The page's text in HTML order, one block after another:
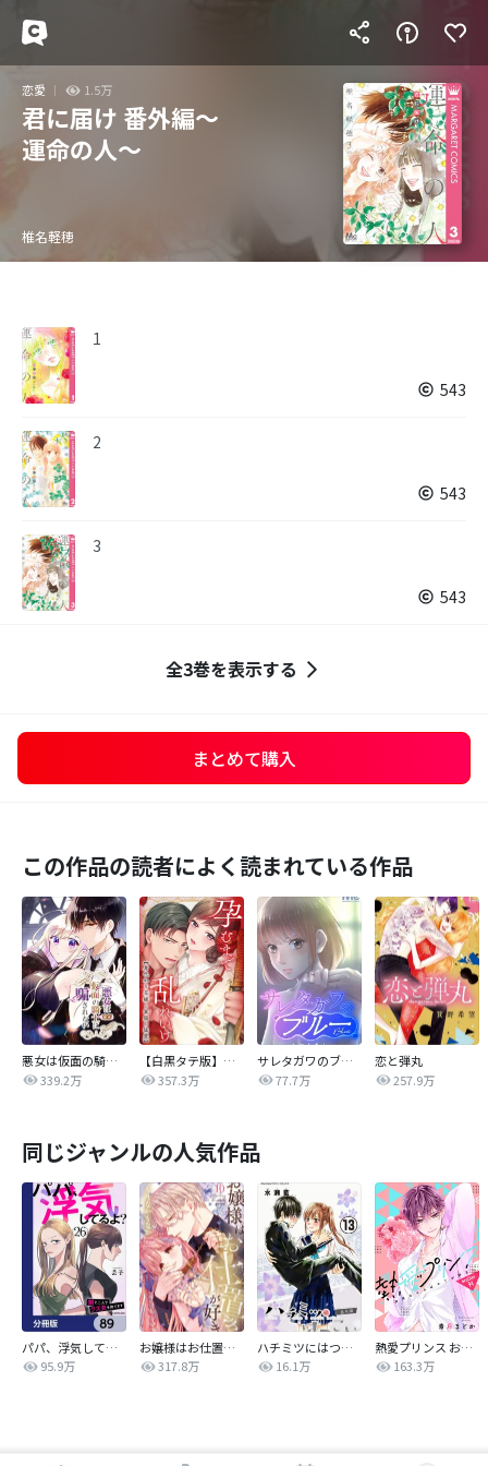
恋愛 1.5万
君に届け 番外編～
運命の人～
椎名軽穂
1
543
2
543
3
543
全3巻を表示する
まとめて購入
この作品の読者によく読まれている作品
悪女は仮面の騎士に騙されない
339.2万
【白黒タテ版】孕むまで乱れいけ～身代わり花嫁と軍服の猛愛
357.3万
サレタガワのブルー【タテヨミ】
77.7万
恋と弾丸
257.9万
同じジャンルの人気作品
パパ、浮気してるよ？娘と二人でクズ夫を捨てます【分冊版】
95.9万
お嬢様はお仕置きが好き
317.8万
ハチミツにはつこい
16.1万
熱愛プリンス お兄ちゃんはキミが好き
163.3万